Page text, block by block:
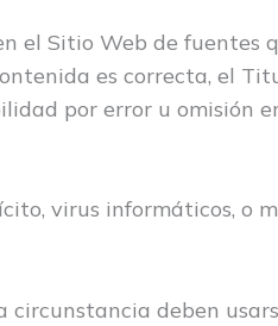
el Sitio Web de fuentes
es correcta, el
por error u omisión
virus informáticos, o
deben